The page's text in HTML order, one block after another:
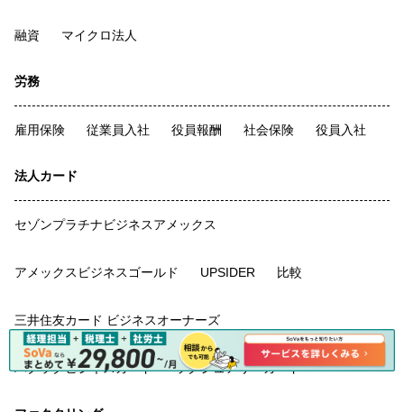
融資 マイクロ法人
労務
雇用保険 従業員入社 役員報酬 社会保険 役員入社
法人カード
セゾンプラチナビジネスアメックス
アメックスビジネスゴールド UPSIDER 比較
三井住友カード ビジネスオーナーズ
バクラクビジネスカード ラグジュアリーカード